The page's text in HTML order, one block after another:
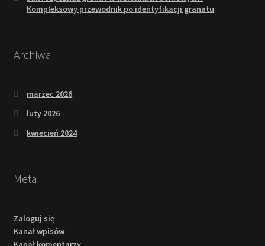
Kompleksowy przewodnik po identyfikacji granatu
Archiwa
marzec 2026
luty 2026
kwiecień 2024
Meta
Zaloguj się
Kanał wpisów